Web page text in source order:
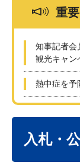
重
知事記者会
観光キャン
熱中症を予
入札・